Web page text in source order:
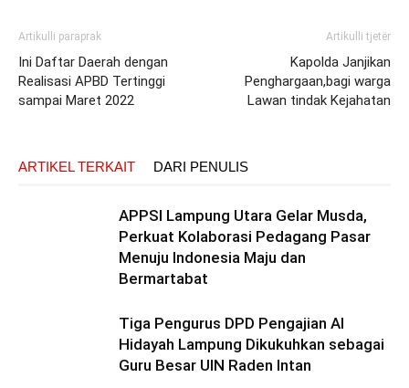
Artikulli paraprak
Ini Daftar Daerah dengan
Realisasi APBD Tertinggi
sampai Maret 2022
Artikulli tjetër
Kapolda Janjikan
Penghargaan,bagi warga
Lawan tindak Kejahatan
ARTIKEL TERKAIT DARI PENULIS
APPSI Lampung Utara Gelar Musda,
Perkuat Kolaborasi Pedagang Pasar
Menuju Indonesia Maju dan
Bermartabat
Tiga Pengurus DPD Pengajian Al
Hidayah Lampung Dikukuhkan sebagai
Guru Besar UIN Raden Intan